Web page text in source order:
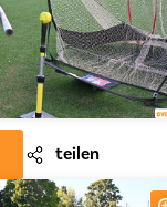
teilen